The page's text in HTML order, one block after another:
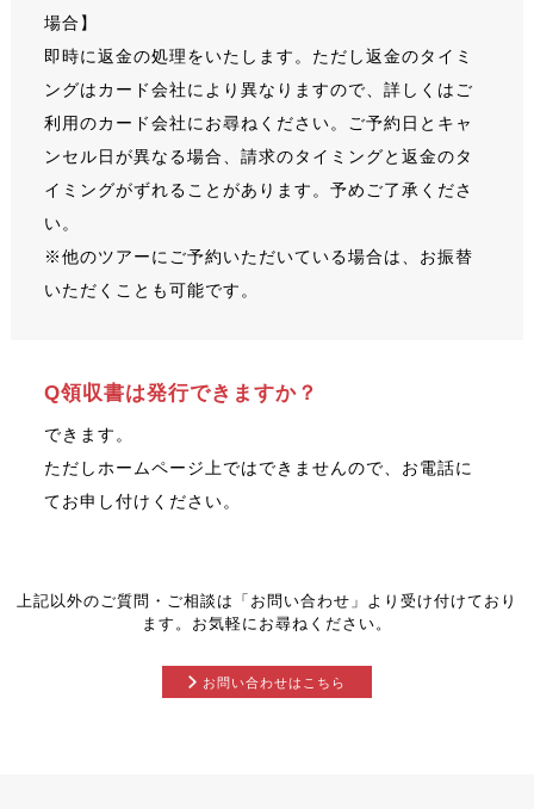
場合】
即時に返金の処理をいたします。ただし返金のタイミ
ングはカード会社により異なりますので、詳しくはご
利用のカード会社にお尋ねください。ご予約日とキャ
ンセル日が異なる場合、請求のタイミングと返金のタ
イミングがずれることがあります。予めご了承くださ
い。
※他のツアーにご予約いただいている場合は、お振替
いただくことも可能です。
Q領収書は発行できますか？
できます。
ただしホームページ上ではできませんので、お電話に
てお申し付けください。
上記以外のご質問・ご相談は「お問い合わせ」より受け付けており
ます。お気軽にお尋ねください。
お問い合わせはこちら